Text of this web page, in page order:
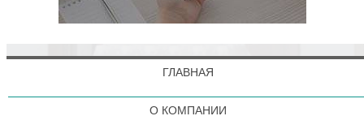
ГЛАВНАЯ
О КОМПАНИИ